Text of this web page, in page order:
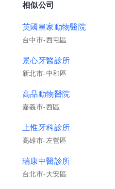
相似公司
英國皇家動物醫院
台中市-西屯區
景心牙醫診所
新北市-中和區
高品動物醫院
嘉義市-西區
上惟牙科診所
高雄市-左營區
瑞康中醫診所
台北市-大安區